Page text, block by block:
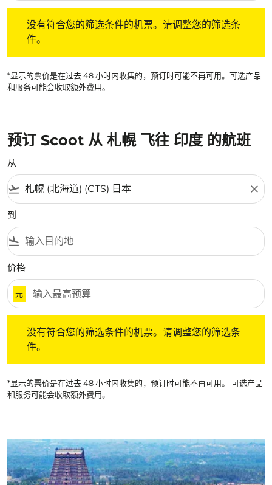
没有符合您的筛选条件的机票。请调整您的筛选条
件。
*显示的票价是在过去 48 小时内收集的，预订时可能不再可用。可选产品
和服务可能会收取额外费用。
预订 Scoot 从 札幌 飞往 印度 的航班
从
flight_takeoff close
到
flight_land
价格
元
没有符合您的筛选条件的机票。请调整您的筛选条
件。
*显示的票价是在过去 48 小时内收集的，预订时可能不再可用。 可选产品
和服务可能会收取额外费用。